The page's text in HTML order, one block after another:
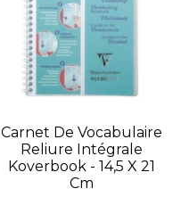
Carnet De Vocabulaire
Reliure Intégrale
Koverbook - 14,5 X 21
Cm